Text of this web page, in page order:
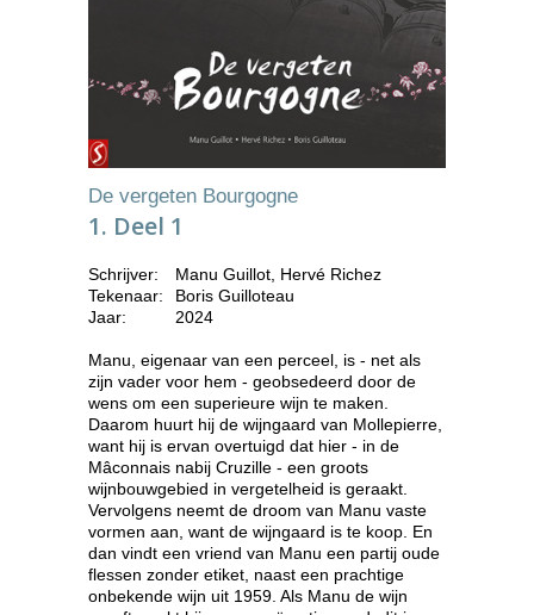
De vergeten Bourgogne
1. Deel 1
Schrijver:
Manu Guillot, Hervé Richez
Tekenaar:
Boris Guilloteau
Jaar:
2024
Manu, eigenaar van een perceel, is - net als
zijn vader voor hem - geobsedeerd door de
wens om een superieure wijn te maken.
Daarom huurt hij de wijngaard van Mollepierre,
want hij is ervan overtuigd dat hier - in de
Mâconnais nabij Cruzille - een groots
wijnbouwgebied in vergetelheid is geraakt.
Vervolgens neemt de droom van Manu vaste
vormen aan, want de wijngaard is te koop. En
dan vindt een vriend van Manu een partij oude
flessen zonder etiket, naast een prachtige
onbekende wijn uit 1959. Als Manu de wijn